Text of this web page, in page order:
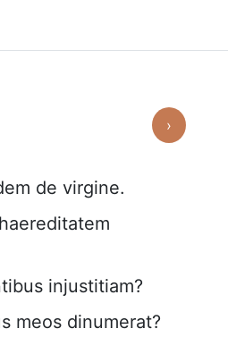
›
de virgine.
injustitiam?
meos dinumerat?